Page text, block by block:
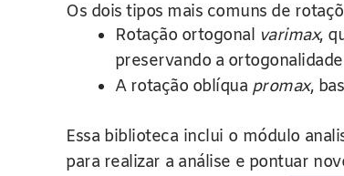
Os dois tipos mais comuns de
Rotação ortogonal varimax,
preservando a
A rotação oblíqua promax,
Essa biblioteca inclui o módulo
para realizar a análise e pontuar